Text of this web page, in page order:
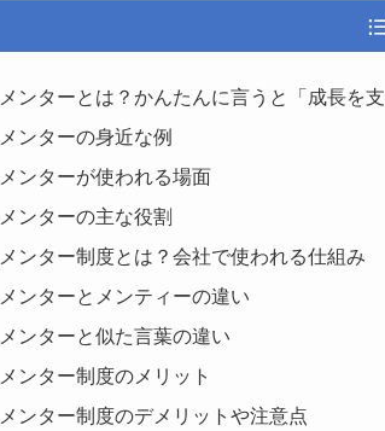
メンターとは？かんたんに言うと「成長を
メンターの身近な例
メンターが使われる場面
メンターの主な役割
メンター制度とは？会社で使われる仕組み
メンターとメンティーの違い
メンターと似た言葉の違い
メンター制度のメリット
メンター制度のデメリットや注意点